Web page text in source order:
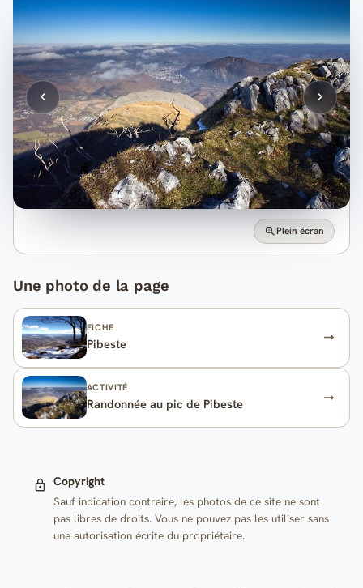
Plein écran
Une photo de la page
FICHE
Pibeste
ACTIVITÉ
Randonnée au pic de Pibeste
Copyright
Sauf indication contraire, les photos de ce site ne sont
pas libres de droits. Vous ne pouvez pas les utiliser sans
une autorisation écrite du propriétaire.